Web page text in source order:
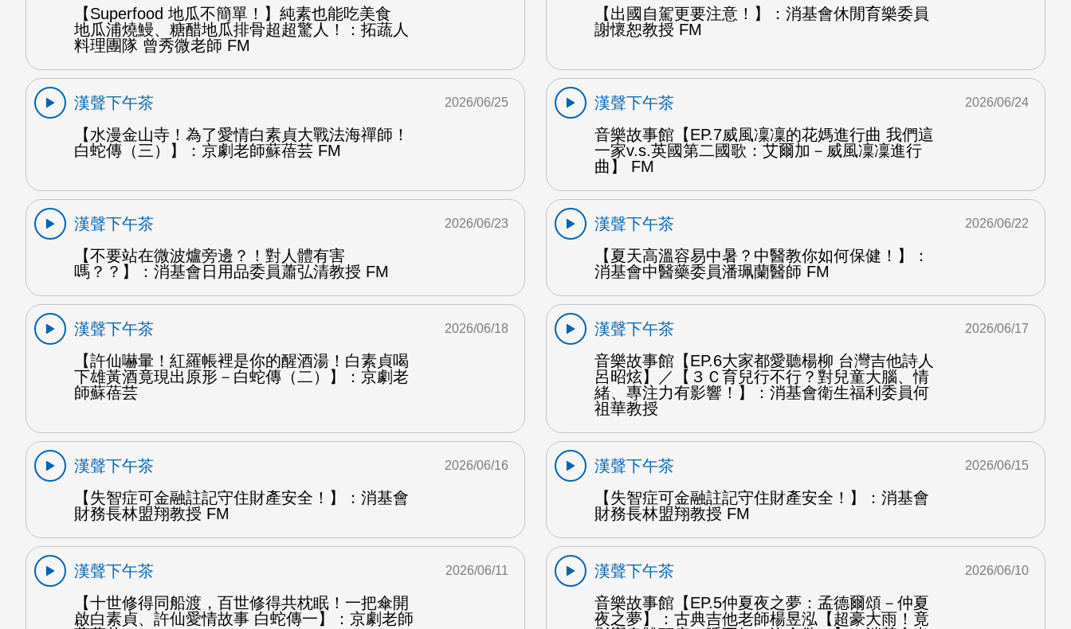
【Superfood 地瓜不簡單！】純素也能吃美食
地瓜浦燒鰻、糖醋地瓜排骨超超驚人！：拓蔬人
料理團隊 曾秀微老師 FM
【出國自駕更要注意！】：消基會休閒育樂委員
謝懷恕教授 FM
漢聲下午茶
【水漫金山寺！為了愛情白素貞大戰法海禪師！
白蛇傳（三）】：京劇老師蘇蓓芸 FM
2026/06/25
漢聲下午茶
音樂故事館【EP.7威風凜凜的花媽進行曲 我們這
一家v.s.英國第二國歌：艾爾加－威風凜凜進行
曲】 FM
2026/06/24
漢聲下午茶
【不要站在微波爐旁邊？！對人體有害
嗎？？】：消基會日用品委員蕭弘清教授 FM
2026/06/23
漢聲下午茶
【夏天高溫容易中暑？中醫教你如何保健！】：
消基會中醫藥委員潘珮蘭醫師 FM
2026/06/22
漢聲下午茶
【許仙嚇暈！紅羅帳裡是你的醒酒湯！白素貞喝
下雄黃酒竟現出原形－白蛇傳（二）】：京劇老
師蘇蓓芸
2026/06/18
漢聲下午茶
音樂故事館【EP.6大家都愛聽楊柳 台灣吉他詩人
呂昭炫】／【３Ｃ育兒行不行？對兒童大腦、情
緒、專注力有影響！】：消基會衛生福利委員何
祖華教授
2026/06/17
漢聲下午茶
【失智症可金融註記守住財產安全！】：消基會
財務長林盟翔教授 FM
2026/06/16
漢聲下午茶
【失智症可金融註記守住財產安全！】：消基會
財務長林盟翔教授 FM
2026/06/15
漢聲下午茶
【十世修得同船渡，百世修得共枕眠！一把傘開
啟白素貞、許仙愛情故事 白蛇傳一】：京劇老師
2026/06/11
漢聲下午茶
音樂故事館【EP.5仲夏夜之夢：孟德爾頌－仲夏
夜之夢】：古典吉他老師楊昱泓【超豪大雨！竟
2026/06/10